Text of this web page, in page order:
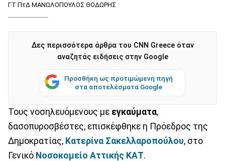
ΓΤ ΠτΔ ΜΑΝΩΛΟΠΟΥΛΟΣ ΘΟΔΩΡΗΣ
Δες περισσότερα άρθρα του CNN Greece όταν
αναζητάς ειδήσεις στην Google
Προσθήκη ως προτιμώμενη πηγή
στα αποτελέσματα Google
Τους νοσηλευόμενους με εγκαύματα,
δασοπυροσβέστες, επισκέφθηκε η Πρόεδρος της
Δημοκρατίας, Κατερίνα Σακελλαροπούλου, στο
Γενικό Νοσοκομείο Αττικής ΚΑΤ.